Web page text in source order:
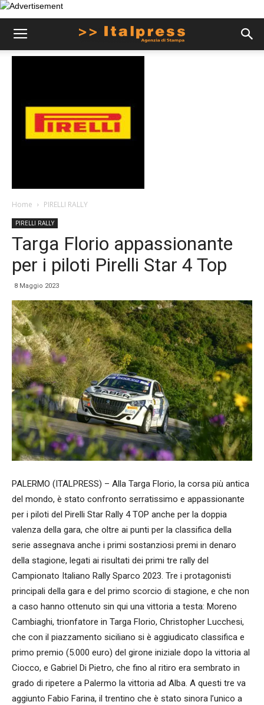
Home PIRELLI RALLY
PIRELLI RALLY
Targa Florio appassionante
per i piloti Pirelli Star 4 Top
8 Maggio 2023
PALERMO (ITALPRESS) – Alla Targa Florio, la corsa più antica
del mondo, è stato confronto serratissimo e appassionante
per i piloti del Pirelli Star Rally 4 TOP anche per la doppia
valenza della gara, che oltre ai punti per la classifica della
serie assegnava anche i primi sostanziosi premi in denaro
della stagione, legati ai risultati dei primi tre rally del
Campionato Italiano Rally Sparco 2023. Tre i protagonisti
principali della gara e del primo scorcio di stagione, e che non
a caso hanno ottenuto sin qui una vittoria a testa: Moreno
Cambiaghi, trionfatore in Targa Florio, Christopher Lucchesi,
che con il piazzamento siciliano si è aggiudicato classifica e
primo premio (5.000 euro) del girone iniziale dopo la vittoria al
Ciocco, e Gabriel Di Pietro, che fino al ritiro era sembrato in
grado di ripetere a Palermo la vittoria ad Alba. A questi tre va
aggiunto Fabio Farina, il trentino che è stato sinora l’unico a